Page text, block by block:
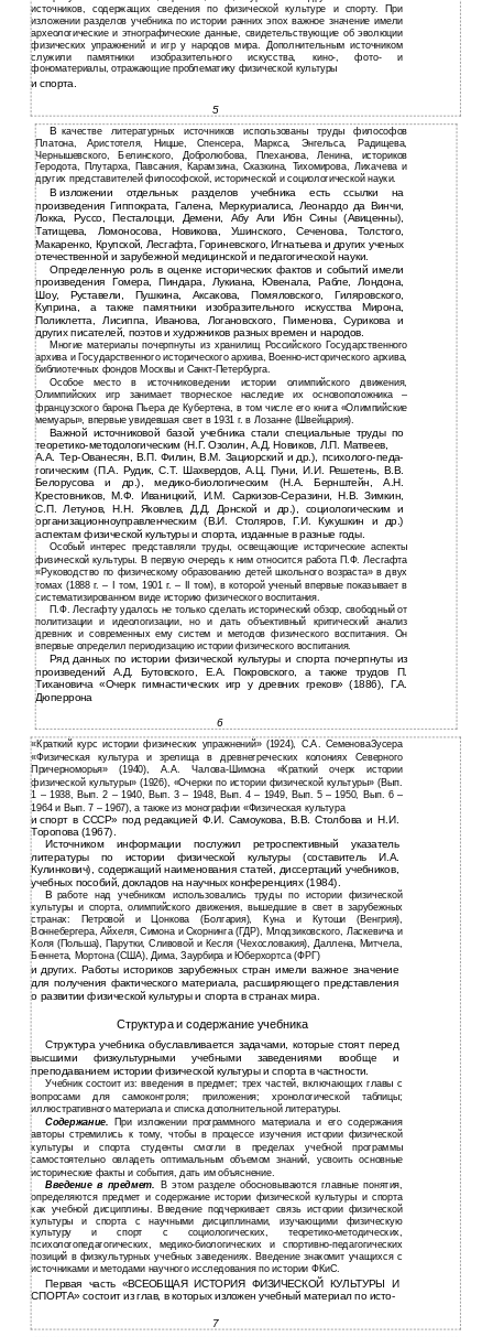
источников, содержащих сведения по физической культуре и спорту. При
изложении разделов учебника по истории ранних эпох важное значение имели
археологические и этнографические данные, свидетельствующие об эволюции
физических упражнений и игр у народов мира. Дополнительным источником
служили памятники изобразительного искусства, кино-, фото- и
фономатериалы, отражающие проблематику физической культуры
и спорта.
5
В качестве литературных источников использованы труды философов
Платона, Аристотеля, Ницше, Спенсера, Маркса, Энгельса, Радищева,
Чернышевского, Белинского, Добролюбова, Плеханова, Ленина, историков
Геродота, Плутарха, Павсания, Карамзина, Сказкина, Тихомирова, Лихачева и
других представителей философской, исторической и социологической науки.
В изложении отдельных разделов учебника есть ссылки на
произведения Гиппократа, Галена, Меркуриалиса, Леонардо да Винчи,
Локка, Руссо, Песталоцци, Демени, Абу Али Ибн Сины (Авиценны),
Татищева, Ломоносова, Новикова, Ушинского, Сеченова, Толстого,
Макаренко, Крупской, Лесгафта, Гориневского, Игнатьева и других ученых
отечественной и зарубежной медицинской и педагогической науки.
Определенную роль в оценке исторических фактов и событий имели
произведения Гомера, Пиндара, Лукиана, Ювенала, Рабле, Лондона,
Шоу, Руставели, Пушкина, Аксакова, Помяловского, Гиляровского,
Куприна, а также памятники изобразительного искусства Мирона,
Поликлетта, Лисиппа, Иванова, Логановского, Пименова, Сурикова и
других писателей, поэтов и художников разных времен и народов.
Многие материалы почерпнуты из хранилищ Российского Государственного
архива и Государственного исторического архива, Военно-исторического архива,
библиотечных фондов Москвы и Санкт-Петербурга.
Особое место в источниковедении истории олимпийского движения,
Олимпийских игр занимает творческое наследие их основоположника –
французского барона Пьера де Кубертена, в том числе его книга «Олимпийские
мемуары», впервые увидевшая свет в 1931 г. в Лозанне (Швейцария).
Важной источниковой базой учебника стали специальные труды по
теоретико-методологическим (Н.Г. Озолин, А.Д. Новиков, Л.П. Матвеев,
А.А. Тер-Ованесян, В.П. Филин, В.М. Зациорский и др.), психолого-педа-
гогическим (П.А. Рудик, С.Т. Шахвердов, А.Ц. Пуни, И.И. Решетень, В.В.
Белорусова и др.), медико-биологическим (Н.А. Бернштейн, А.Н.
Крестовников, М.Ф. Иваницкий, И.М. Саркизов-Серазини, Н.В. Зимкин,
С.П. Летунов, Н.Н. Яковлев, Д.Д. Донской и др.), социологическим и
организационноуправленческим (В.И. Столяров, Г.И. Кукушкин и др.)
аспектам физической культуры и спорта, изданные в разные годы.
Особый интерес представляли труды, освещающие исторические аспекты
физической культуры. В первую очередь к ним относится работа П.Ф. Лесгафта
«Руководство по физическому образованию детей школьного возраста» в двух
томах (1888 г. – I том, 1901 г. – II том), в которой ученый впервые показывает в
систематизированном виде историю физического воспитания.
П.Ф. Лесгафту удалось не только сделать исторический обзор, свободный от
политизации и идеологизации, но и дать объективный критический анализ
древних и современных ему систем и методов физического воспитания. Он
впервые определил периодизацию истории физического воспитания.
Ряд данных по истории физической культуры и спорта почерпнуты из
произведений А.Д. Бутовского, Е.А. Покровского, а также трудов П.
Тихановича «Очерк гимнастических игр у древних греков» (1886), Г.А.
Дюперрона
6
«Краткий курс истории физических упражнений» (1924), С.А. СеменоваЗусера
«Физическая культура и зрелища в древнегреческих колониях Северного
Причерноморья» (1940), А.А. Чалова-Шимона «Краткий очерк истории
физической культуры» (1926), «Очерки по истории физической культуры» (Вып.
1 – 1938, Вып. 2 – 1940, Вып. 3 – 1948, Вып. 4 – 1949, Вып. 5 – 1950, Вып. 6 –
1964 и Вып. 7 – 1967), а также из монографии «Физическая культура
и спорт в СССР» под редакцией Ф.И. Самоукова, В.В. Столбова и Н.И.
Торопова (1967).
Источником информации послужил ретроспективный указатель
литературы по истории физической культуры (составитель И.А.
Кулинкович), содержащий наименования статей, диссертаций учебников,
учебных пособий, докладов на научных конференциях (1984).
В работе над учебником использовались труды по истории физической
культуры и спорта, олимпийского движения, вышедшие в свет в зарубежных
странах: Петровой и Цонкова (Болгария), Куна и Кутоши (Венгрия),
Воннебергера, Айхеля, Симона и Скорнинга (ГДР), Млодзиковского, Ласкевича и
Коля (Польша), Парутки, Сливовой и Кесля (Чехословакия), Даллена, Митчела,
Беннета, Мортона (США), Дима, Заурбира и Юберхортса (ФРГ)
и других. Работы историков зарубежных стран имели важное значение
для получения фактического материала, расширяющего представления
о развитии физической культуры и спорта в странах мира.
Структура и содержание учебника
Структура учебника обуславливается задачами, которые стоят перед
высшими физкультурными учебными заведениями вообще и
преподаванием истории физической культуры и спорта в частности.
Учебник состоит из: введения в предмет; трех частей, включающих главы с
вопросами для самоконтроля; приложения; хронологической таблицы;
иллюстративного материала и списка дополнительной литературы.
Содержание. При изложении программного материала и его содержания
авторы стремились к тому, чтобы в процессе изучения истории физической
культуры и спорта студенты смогли в пределах учебной программы
самостоятельно овладеть оптимальным объемом знаний, усвоить основные
исторические факты и события, дать им объяснение.
Введение в предмет.
В этом разделе обосновываются главные понятия,
определяются предмет и содержание истории физической культуры и спорта
как учебной дисциплины. Введение подчеркивает связь истории физической
культуры и спорта с научными дисциплинами, изучающими физическую
культуру и спорт с социологических, теоретико-методических,
психологопедагогических, медико-биологических и спортивно-педагогических
позиций в физкультурных учебных заведениях. Введение знакомит учащихся с
источниками и методами научного исследования по истории ФКиС.
Первая часть «ВСЕОБЩАЯ ИСТОРИЯ ФИЗИЧЕСКОЙ КУЛЬТУРЫ И
СПОРТА» состоит из глав, в которых изложен учебный материал по исто-
7